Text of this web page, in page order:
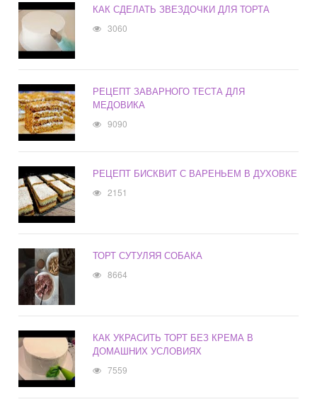
КАК СДЕЛАТЬ ЗВЕЗДОЧКИ ДЛЯ ТОРТА
3060
РЕЦЕПТ ЗАВАРНОГО ТЕСТА ДЛЯ
МЕДОВИКА
9090
РЕЦЕПТ БИСКВИТ С ВАРЕНЬЕМ В ДУХОВКЕ
2151
ТОРТ СУТУЛЯЯ СОБАКА
8664
КАК УКРАСИТЬ ТОРТ БЕЗ КРЕМА В
ДОМАШНИХ УСЛОВИЯХ
7559